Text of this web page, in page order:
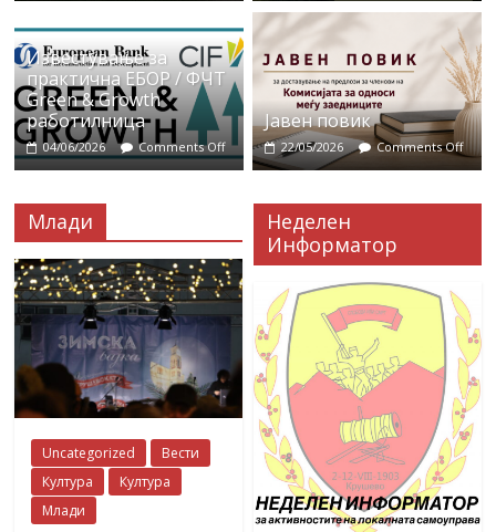
Известување за
практична ЕБОР / ФЧТ
Green & Growth
работилница
04/06/2026 Comments Off
Јавен повик
22/05/2026 Comments Off
Млади
Uncategorized
Вести
Култура
Култура
Млади
Неделен
Информатор